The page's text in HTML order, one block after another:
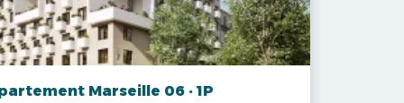
Marseille 06 · 1P